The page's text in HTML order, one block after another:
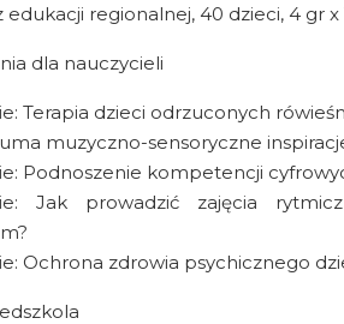
edukacji regionalnej, 40 dzieci, 4 gr x
dla nauczycieli
Terapia dzieci odrzuconych
muzyczno-sensoryczne
Podnoszenie kompetencji
Jak prowadzić zajęcia
Ochrona zdrowia psychicznego